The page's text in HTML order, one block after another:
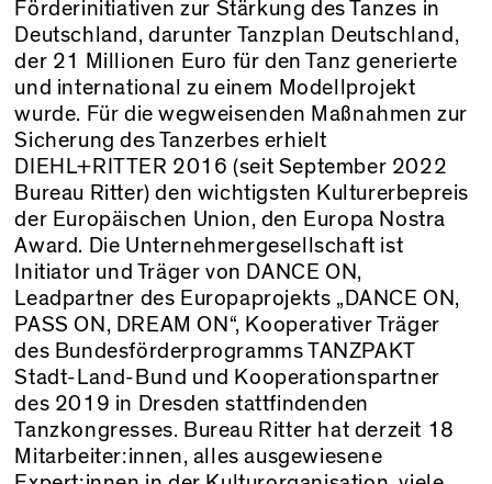
Förderinitiativen zur Stärkung des Tanzes in
Deutschland, darunter Tanzplan Deutschland,
der 21 Millionen Euro für den Tanz generierte
und international zu einem Modellprojekt
wurde. Für die wegweisenden Maßnahmen zur
Sicherung des Tanzerbes erhielt
DIEHL+RITTER 2016 (seit September 2022
Bureau Ritter) den wichtigsten Kulturerbepreis
der Europäischen Union, den Europa Nostra
Award. Die Unternehmergesellschaft ist
Initiator und Träger von DANCE ON,
Leadpartner des Europaprojekts „DANCE ON,
PASS ON, DREAM ON“, Kooperativer Träger
des Bundesförderprogramms TANZPAKT
Stadt-Land-Bund und Kooperationspartner
des 2019 in Dresden stattfindenden
Tanzkongresses. Bureau Ritter hat derzeit 18
Mitarbeiter:innen, alles ausgewiesene